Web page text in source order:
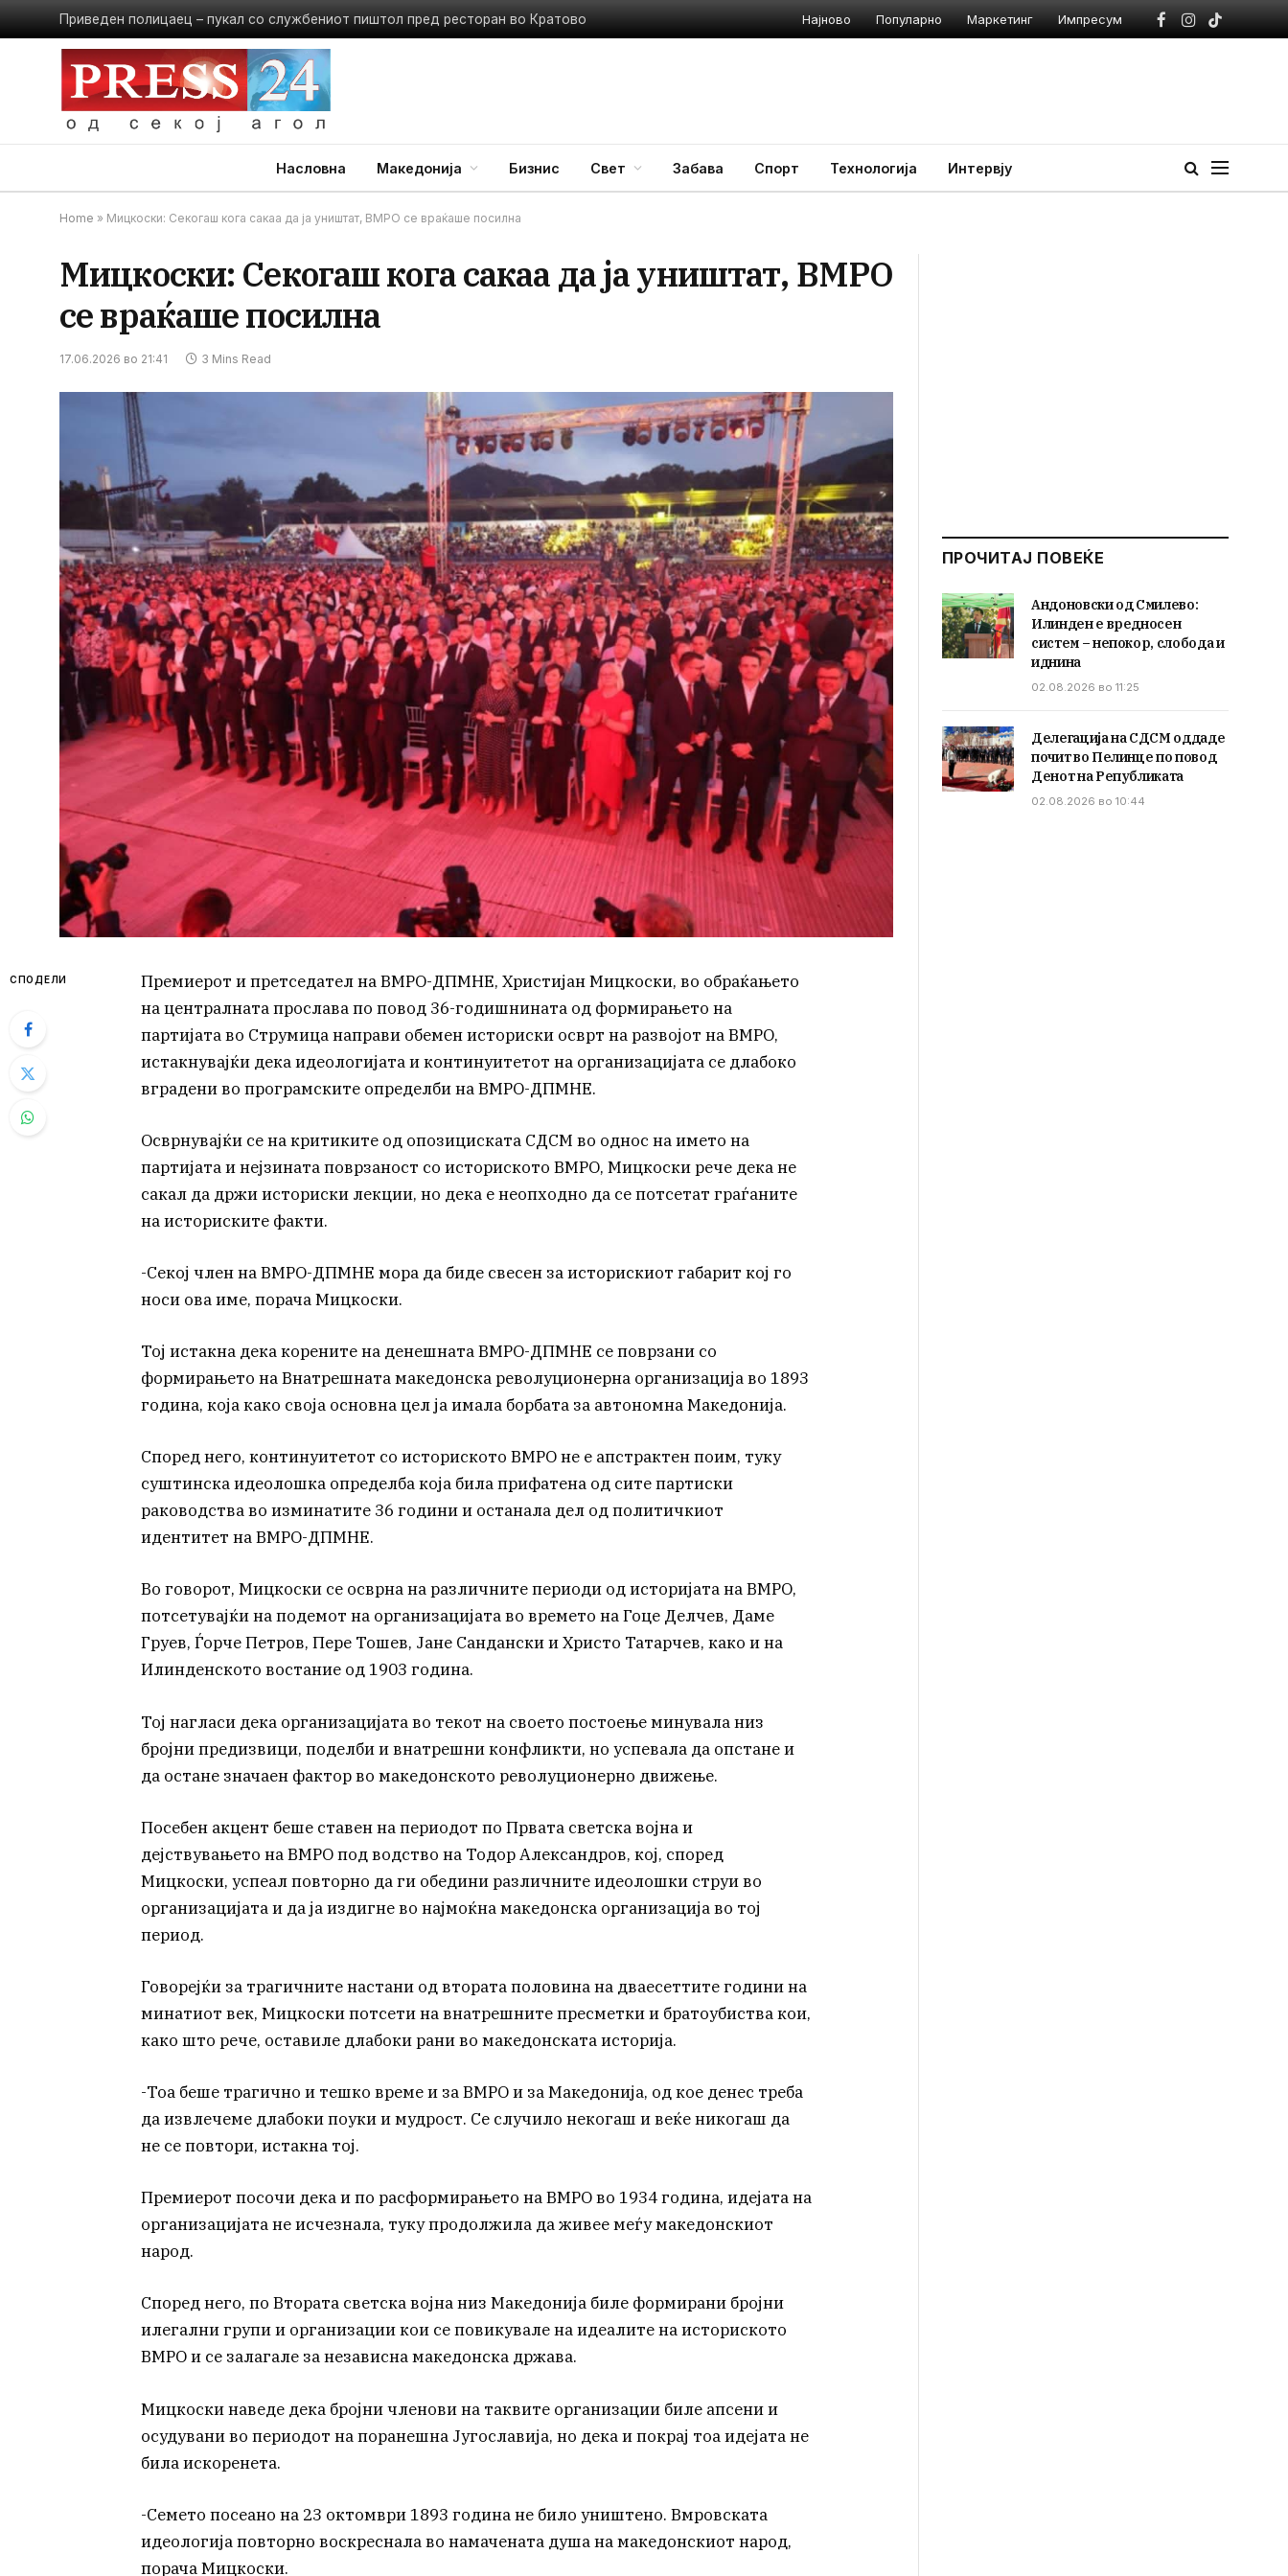
Приведен полицаец – пукал со службениот пиштол пред ресторан во Кратово Најново Популарно Маркетинг Импресум
Facebook
Instagram
TikTok
Насловна Македонија Бизнис Свет Забава Спорт Технологија Интервју
Home » Мицкоски: Секогаш кога сакаа да ја уништат, ВМРО се враќаше посилна
Мицкоски: Секогаш кога сакаа да ја уништат, ВМРО
се враќаше посилна
17.06.2026 во 21:41 3 Mins Read
СПОДЕЛИ
Премиерот и претседател на ВМРО-ДПМНЕ, Христијан Мицкоски, во обраќањето
на централната прослава по повод 36-годишнината од формирањето на
партијата во Струмица направи обемен историски осврт на развојот на ВМРО,
истакнувајќи дека идеологијата и континуитетот на организацијата се длабоко
вградени во програмските определби на ВМРО-ДПМНЕ.
Осврнувајќи се на критиките од опозициската СДСМ во однос на името на
партијата и нејзината поврзаност со историското ВМРО, Мицкоски рече дека не
сакал да држи историски лекции, но дека е неопходно да се потсетат граѓаните
на историските факти.
-Секој член на ВМРО-ДПМНЕ мора да биде свесен за историскиот габарит кој го
носи ова име, порача Мицкоски.
Тој истакна дека корените на денешната ВМРО-ДПМНЕ се поврзани со
формирањето на Внатрешната македонска револуционерна организација во 1893
година, која како своја основна цел ја имала борбата за автономна Македонија.
Според него, континуитетот со историското ВМРО не е апстрактен поим, туку
суштинска идеолошка определба која била прифатена од сите партиски
раководства во изминатите 36 години и останала дел од политичкиот
идентитет на ВМРО-ДПМНЕ.
Во говорот, Мицкоски се осврна на различните периоди од историјата на ВМРО,
потсетувајќи на подемот на организацијата во времето на Гоце Делчев, Даме
Груев, Ѓорче Петров, Пере Тошев, Јане Сандански и Христо Татарчев, како и на
Илинденското востание од 1903 година.
Тој нагласи дека организацијата во текот на своето постоење минувала низ
бројни предизвици, поделби и внатрешни конфликти, но успевала да опстане и
да остане значаен фактор во македонското револуционерно движење.
Посебен акцент беше ставен на периодот по Првата светска војна и
дејствувањето на ВМРО под водство на Тодор Александров, кој, според
Мицкоски, успеал повторно да ги обедини различните идеолошки струи во
организацијата и да ја издигне во најмоќна македонска организација во тој
период.
Говорејќи за трагичните настани од втората половина на дваесеттите години на
минатиот век, Мицкоски потсети на внатрешните пресметки и братоубиства кои,
како што рече, оставиле длабоки рани во македонската историја.
-Тоа беше трагично и тешко време и за ВМРО и за Македонија, од кое денес треба
да извлечеме длабоки поуки и мудрост. Се случило некогаш и веќе никогаш да
не се повтори, истакна тој.
Премиерот посочи дека и по расформирањето на ВМРО во 1934 година, идејата на
организацијата не исчезнала, туку продолжила да живее меѓу македонскиот
народ.
Според него, по Втората светска војна низ Македонија биле формирани бројни
илегални групи и организации кои се повикувале на идеалите на историското
ВМРО и се залагале за независна македонска држава.
Мицкоски наведе дека бројни членови на таквите организации биле апсени и
осудувани во периодот на поранешна Југославија, но дека и покрај тоа идејата не
била искоренета.
-Семето посеано на 23 октомври 1893 година не било уништено. Вмровската
идеологија повторно воскреснала во намачената душа на македонскиот народ,
порача Мицкоски.
ПРОЧИТАЈ ПОВЕЌЕ
Андоновски од Смилево:
Илинден е вредносен
систем – непокор, слобода и
иднина
02.08.2026 во 11:25
Делегација на СДСМ оддаде
почит во Пелинце по повод
Денот на Републиката
02.08.2026 во 10:44